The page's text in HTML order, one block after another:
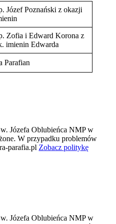
Józef Poznański z okazji
Zofia i Edward Korona z
imienin Edwarda
Parafian
Józefa Oblubieńca NMP w
W przypadku problemów
parafia.pl Zobacz politykę
Józefa Oblubieńca NMP w